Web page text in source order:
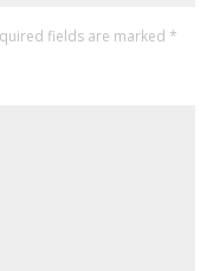
fields are marked *